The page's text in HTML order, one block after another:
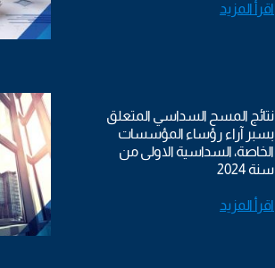
اقرأ المزيد
نتائج المسح السداسي المتعلق
بسبر آراء رؤساء المؤسسات
الخاصة، السداسية الاولى من
سنة 2024
اقرأ المزيد